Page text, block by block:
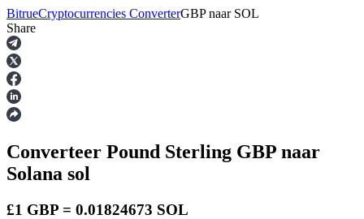
Termijncontracten
BitrueCryptocurrencies ConverterGBP naar SOL
Share
Converteer Pound Sterling GBP naar
Solana sol
£1 GBP = 0.01824673 SOL